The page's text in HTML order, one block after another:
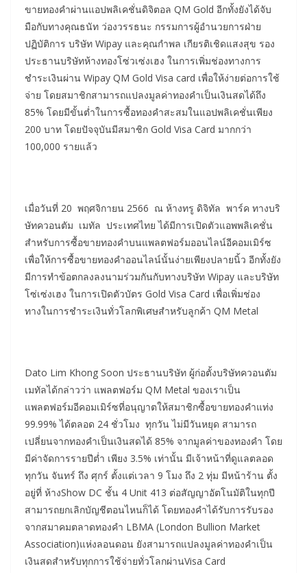
ขายทองคำผ่านแอปพลิเคชั่นดิจิตอล QM Gold อีกทั้งยังได้จับ
มือกับทางคุณธนัท ว่องวรรธนะ กรรมการผู้อำนวยการฝ่าย
ปฏิบัติการ บริษัท Wipay และคุณกำพล เกียรติเชิดแสงสุข รอง
ประธานบริษัทห้างทองโซ่วเซ่งเฮง ในการเพิ่มช่องทางการ
ชำระเงินผ่าน Wipay QM Gold Visa card เพื่อให้ง่ายต่อการใช้
จ่าย โดยสมาชิกสามารถแปลงมูลค่าทองคำเป็นเงินสดได้ถึง
85% โดยมีขั้นต่ำในการซื้อทองคำสะสมในแอปพลิเคชั่นเพียง
200 บาท โดยปัจจุบันมีสมาชิก Gold Visa Card มากกว่า
100,000 รายแล้ว
เมื่อวันที่ 20 พฤศจิกายน 2566 ณ ห้างทรู ดิจิทัล พาร์ค ทางบริ
ษัทควอนตัม เมทัล ประเทศไทย ได้มีการเปิดตัวแอพพลิเคชั่น
สำหรับการซื้อขายทองคำบนแพลตฟอร์มออนไลน์อีคอมเมิร์ซ
เพื่อให้การซื้อขายทองคำออนไลน์นั้นง่ายเพียงปลายนิ้ว อีกทั้งยัง
มีการทำข้อตกลงลงนามร่วมกันกับทางบริษัท Wipay และบริษัท
โซ่เซ่งเฮง ในการเปิดตัวบัตร Gold Visa Card เพื่อเพิ่มช่อง
ทางในการชำระเงินทั่วโลกพิเศษสำหรับลูกค้า QM Metal
Dato Lim Khong Soon ประธานบริษัท ผู้ก่อตั้งบริษัทควอนตัม
เมทัลได้กล่าวว่า แพลตฟอร์ม QM Metal ของเราเป็น
แพลตฟอร์มอีคอมเมิร์ซที่อนุญาตให้สมาชิกซื้อขายทองคำแท่ง
99.99% ได้ตลอด 24 ชั่วโมง ทุกวัน ไม่มีวันหยุด สามารถ
เปลี่ยนจากทองคำเป็นเงินสดได้ 85% จากมูลค่าของทองคำ โดย
มีค่าจัดการรายปีต่ำ เพียง 3.5% เท่านั้น มีเจ้าหน้าที่ดูแลตลอด
ทุกวัน จันทร์ ถึง ศุกร์ ตั้งแต่เวลา 9 โมง ถึง 2 ทุ่ม มีหน้าร้าน ตั้ง
อยู่ที่ ห้างShow DC ชั้น 4 Unit 413 ต่อสัญญาอัตโนมัติในทุกปี
สามารถยกเลิกบัญชีตอนไหนก็ได้ โดยทองคำได้รับการรับรอง
จากสมาคมตลาดทองคำ LBMA (London Bullion Market
Association)แห่งลอนดอน ยังสามารถแปลงมูลค่าทองคำเป็น
เงินสดสำหรับทุกการใช้จ่ายทั่วโลกผ่านVisa Card